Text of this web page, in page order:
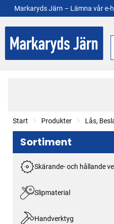
Markaryds Järn – Lämna vår
Start Produkter Lås,
Sortiment
Skärande- och hållande
Slipmaterial
Handverktyg